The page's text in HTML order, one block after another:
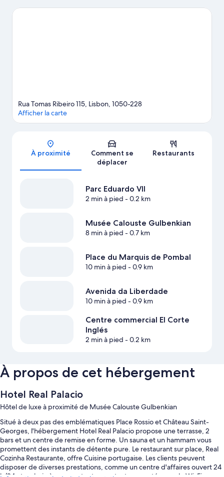
également à ajouter Musée Calouste Gulbenkian et Château
Carte
Rua Tomas Ribeiro 115, Lisbon, 1050-228
Afficher la carte
À proximité
Comment se
déplacer
Restaurants
Parc Eduardo VII
2 min à pied - 0.2 km
Musée Calouste Gulbenkian
8 min à pied - 0.7 km
Place du Marquis de Pombal
10 min à pied - 0.9 km
Avenida da Liberdade
10 min à pied - 0.9 km
Centre commercial El Corte
Inglés
2 min à pied - 0.2 km
À propos de cet hébergement
Hotel Real Palacio
Hôtel de luxe à proximité de Musée Calouste Gulbenkian
Situé à deux pas des emblématiques Place Rossio et Château Saint-
Georges, l'hébergement Hotel Real Palacio propose une terrasse, 2
bars et un centre de remise en forme. Un sauna et un hammam vous
promettent des instants de détente pure. Le restaurant sur place, Real
Cozinha Restaurante, offre Cuisine portugaise. Les clients peuvent
disposer de diverses prestations, comme un centre d'affaires ouvert 24